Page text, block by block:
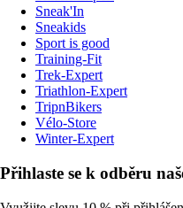
Sneak'In
Sneakids
Sport is good
Training-Fit
Trek-Expert
Triathlon-Expert
TripnBikers
Vélo-Store
Winter-Expert
Přihlaste se k odběru